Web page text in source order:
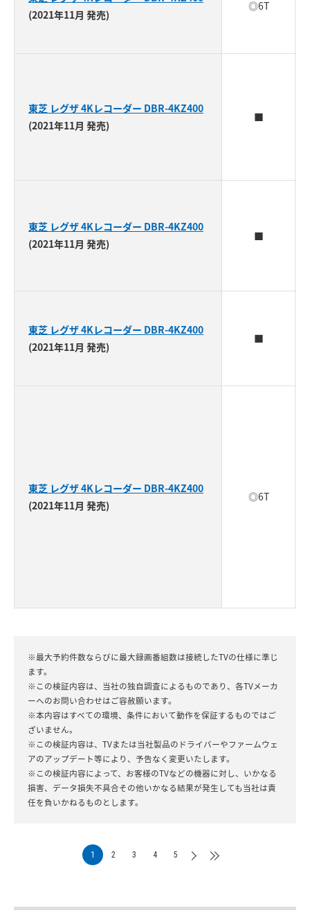
(2021年11月 発売)
◎6T
東芝 レグザ 4Kレコーダー DBR-4KZ400
(2021年11月 発売)
■
東芝 レグザ 4Kレコーダー DBR-4KZ400
(2021年11月 発売)
■
東芝 レグザ 4Kレコーダー DBR-4KZ400
(2021年11月 発売)
■
東芝 レグザ 4Kレコーダー DBR-4KZ400
(2021年11月 発売)
◎6T
※最大予約件数ならびに最大録画番組数は接続したTVの仕様に準じ
ます。
※この検証内容は、当社の独自調査によるものであり、各TVメーカ
ーへのお問い合わせはご容赦願います。
※本内容はすべての環境、条件において動作を保証するものではご
ざいません。
※この検証内容は、TVまたは当社製品のドライバーやファームウェ
アのアップデート等により、予告なく変更いたします。
※この検証内容によって、お客様のTVなどの機器に対し、いかなる
損害、データ損失不具合その他いかなる結果が発生しても当社は責
任を負いかねるものとします。
1 2 3 4 5